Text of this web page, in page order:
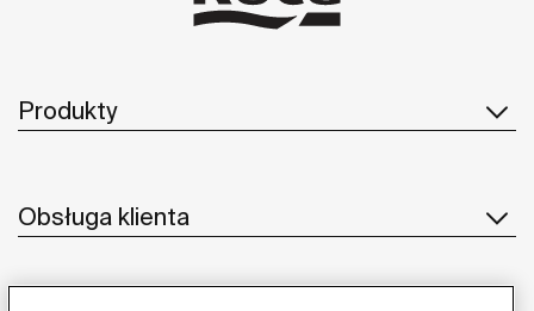
Produkty
Obsługa klienta